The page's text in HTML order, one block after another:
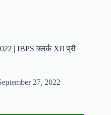
| IBPS क्लर्क XII प्री
27, 2022